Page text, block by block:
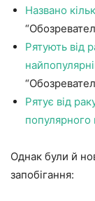
Названо
Рятують від
Рятує від
популярного
Однак були й
запобігання: